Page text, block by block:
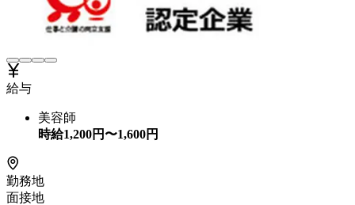
給与
美容師
時給1,200円〜1,600円
勤務地
面接地